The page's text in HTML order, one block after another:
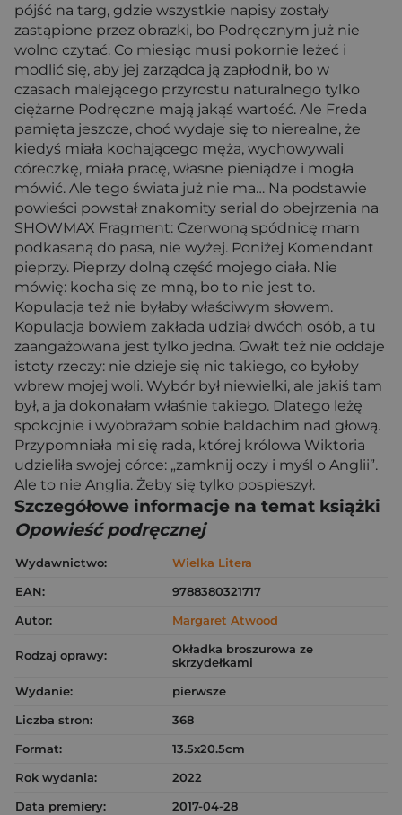
pójść na targ, gdzie wszystkie napisy zostały
zastąpione przez obrazki, bo Podręcznym już nie
wolno czytać. Co miesiąc musi pokornie leżeć i
modlić się, aby jej zarządca ją zapłodnił, bo w
czasach malejącego przyrostu naturalnego tylko
ciężarne Podręczne mają jakąś wartość. Ale Freda
pamięta jeszcze, choć wydaje się to nierealne, że
kiedyś miała kochającego męża, wychowywali
córeczkę, miała pracę, własne pieniądze i mogła
mówić. Ale tego świata już nie ma… Na podstawie
powieści powstał znakomity serial do obejrzenia na
SHOWMAX Fragment: Czerwoną spódnicę mam
podkasaną do pasa, nie wyżej. Poniżej Komendant
pieprzy. Pieprzy dolną część mojego ciała. Nie
mówię: kocha się ze mną, bo to nie jest to.
Kopulacja też nie byłaby właściwym słowem.
Kopulacja bowiem zakłada udział dwóch osób, a tu
zaangażowana jest tylko jedna. Gwałt też nie oddaje
istoty rzeczy: nie dzieje się nic takiego, co byłoby
wbrew mojej woli. Wybór był niewielki, ale jakiś tam
był, a ja dokonałam właśnie takiego. Dlatego leżę
spokojnie i wyobrażam sobie baldachim nad głową.
Przypomniała mi się rada, której królowa Wiktoria
udzieliła swojej córce: „zamknij oczy i myśl o Anglii”.
Ale to nie Anglia. Żeby się tylko pospieszył.
Szczegółowe informacje na temat książki
Opowieść podręcznej
Wydawnictwo:
Wielka Litera
EAN:
9788380321717
Autor:
Margaret Atwood
Rodzaj oprawy:
Okładka broszurowa ze
skrzydełkami
Wydanie:
pierwsze
Liczba stron:
368
Format:
13.5x20.5cm
Rok wydania:
2022
Data premiery:
2017-04-28